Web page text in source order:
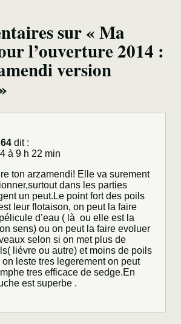
sur « Ma
l’ouverture 2014 :
version
dit :
à 9 h 22 min
ton arzamendi! Elle va surement
dans les parties
un peut.Le point fort des poils
leur flotaison, on peut la faire
d’eau ( là ou elle est la
sens) ou on peut la faire evoluer
selon si on met plus de
liévre ou autre) et moins de poils
leste tres legerement on peut
tres efficace de sedge.En
est superbe .